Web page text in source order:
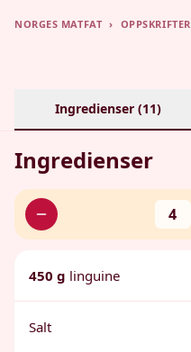
NORGES MATFAT › OPPSKRIFTER
Ingredienser (11)
Ingredienser
4
450 g linguine
Salt